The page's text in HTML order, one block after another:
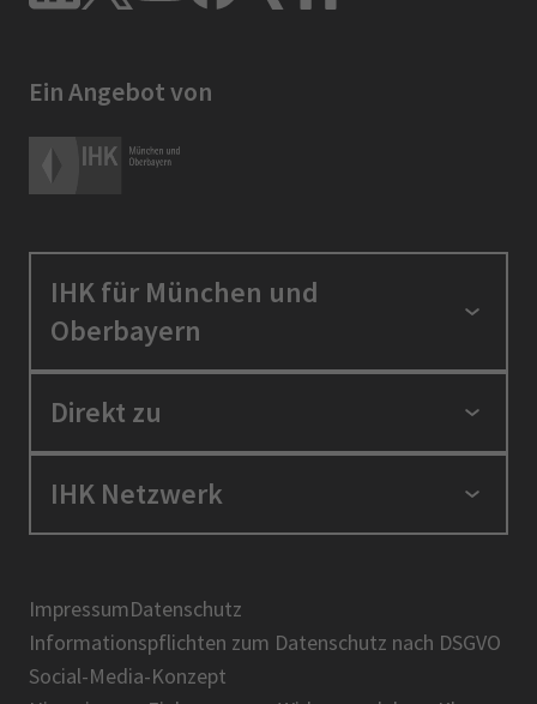
Ein Angebot von
IHK für München und
Oberbayern
Standortpolitik
Berufszugang
Über uns
Direkt zu
Positionen
Presse
IHK-Magazin
IHK Netzwerk
BIHK
DIHK
AHK
ImpressumDatenschutz
Informationspflichten zum Datenschutz nach DSGVO
Social-Media-Konzept